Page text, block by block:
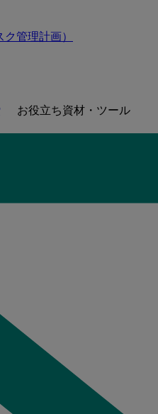
管理計画）
お役立ち資材・ツール